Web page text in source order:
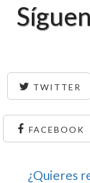
TWITTER
FACEBOOK
¿Quieres